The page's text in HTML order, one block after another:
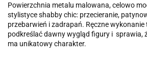
Powierzchnia metalu malowana, celowo
stylistyce shabby chic: przecieranie,
przebarwień i zadrapań. Ręczne
podkreślać dawny wygląd figury i sprawia,
ma unikatowy charakter.